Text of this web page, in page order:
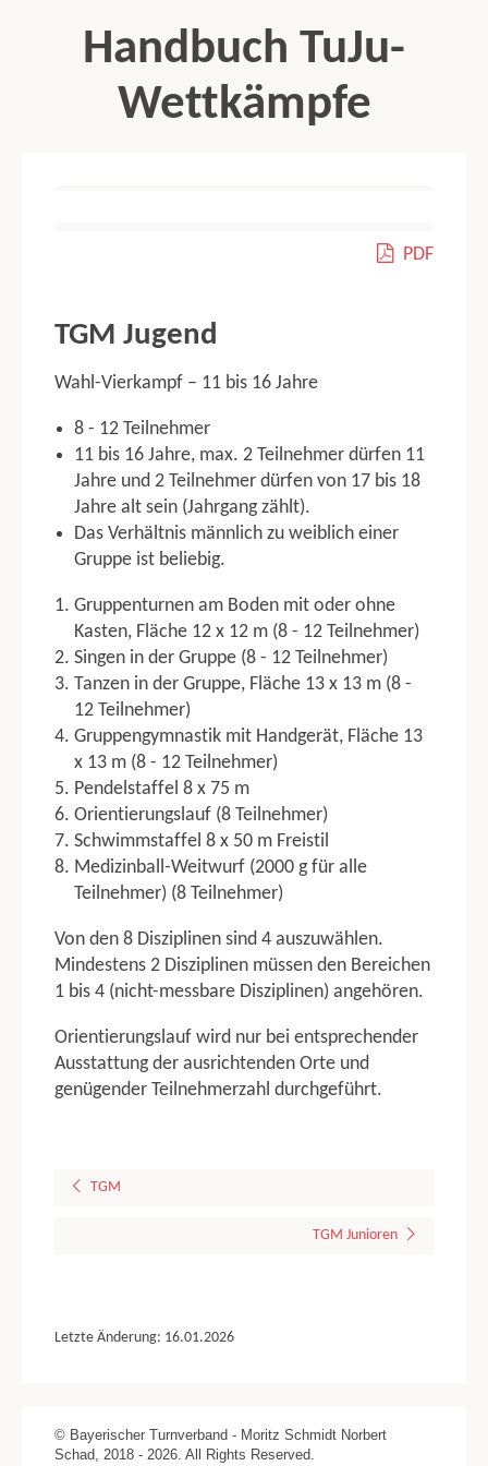
Handbuch TuJu-
Wettkämpfe
PDF
TGM Jugend
Wahl-Vierkampf – 11 bis 16 Jahre
8 - 12 Teilnehmer
11 bis 16 Jahre, max. 2 Teilnehmer dürfen 11
Jahre und 2 Teilnehmer dürfen von 17 bis 18
Jahre alt sein (Jahrgang zählt).
Das Verhältnis männlich zu weiblich einer
Gruppe ist beliebig.
Gruppenturnen am Boden mit oder ohne
Kasten, Fläche 12 x 12 m (8 - 12 Teilnehmer)
Singen in der Gruppe (8 - 12 Teilnehmer)
Tanzen in der Gruppe, Fläche 13 x 13 m (8 -
12 Teilnehmer)
Gruppengymnastik mit Handgerät, Fläche 13
x 13 m (8 - 12 Teilnehmer)
Pendelstaffel 8 x 75 m
Orientierungslauf (8 Teilnehmer)
Schwimmstaffel 8 x 50 m Freistil
Medizinball-Weitwurf (2000 g für alle
Teilnehmer) (8 Teilnehmer)
Von den 8 Disziplinen sind 4 auszuwählen.
Mindestens 2 Disziplinen müssen den Bereichen
1 bis 4 (nicht-messbare Disziplinen) angehören.
Orientierungslauf wird nur bei entsprechender
Ausstattung der ausrichtenden Orte und
genügender Teilnehmerzahl durchgeführt.
TGM
TGM Junioren
Letzte Änderung: 16.01.2026
Qualifikation zur Deutschen Meisterschaft und Bundespokal
Hinweise
Wettkampfmusik
Ausschluss vom Wettkampf
Allgemeiner Punktabzug
TGM
TGM Junioren
TGM Erwachsene
TGW
TGW Junioren
TGW Erwachsene
TGW Senioren
TGW Nachwuchsgruppe 4 Kampf
KGW 2
TUJU 4 KAMPF
Disziplinen
ERLÄUTERUNGEN ZU DEN DISZIPLINEN
Turnen
Turnen
© Bayerischer Turnverband - Moritz Schmidt Norbert
Schad, 2018 - 2026. All Rights Reserved.